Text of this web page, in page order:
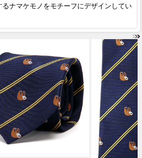
ナマケモノをモチーフにデザインしてい